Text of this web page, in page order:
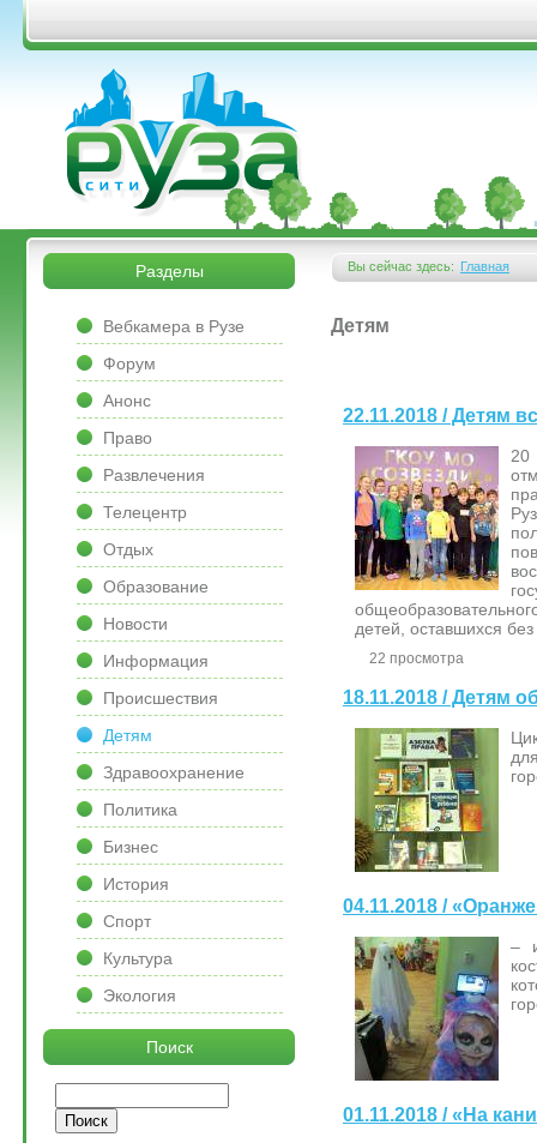
Перейти к основному содержанию
&bsps;
&bsps;
Вы сейчас здесь:
Вы здесь
Главная
Детям
22.11.2018 / Детям
детей, оставшихся
22 просмотра
18.11.2018 / Детям
04.11.2018 /
–
01.11.2018 / «На
Разделы
Вебкамера в Рузе
Форум
Анонс
Право
Развлечения
Телецентр
Отдых
Образование
Новости
Информация
Происшествия
Детям
Здравоохранение
Политика
Бизнес
История
Спорт
Культура
Экология
Поиск